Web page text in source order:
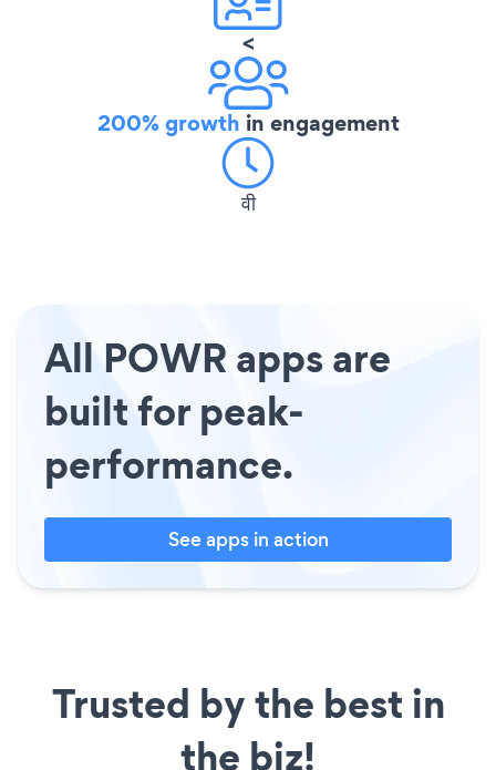
<
200% growth in engagement
वी
All POWR apps are
built for peak-
performance.
See apps in action
Trusted by the best in
the biz!